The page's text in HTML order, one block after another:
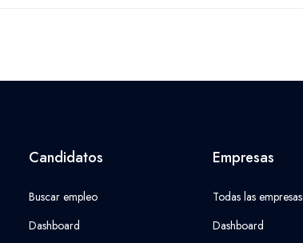
Candidatos
Buscar empleo
Dashboard
Empresas
Todas las empresas
Dashboard